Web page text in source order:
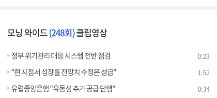
모닝 와이드(248회)클립영상
정부 위기관리 대응 시스템 전반 점검 0:23
"현 시점서 성장률 전망치 수정은 성급" 1:52
유럽중앙은행 "유동성 추가 공급 단행" 0:34